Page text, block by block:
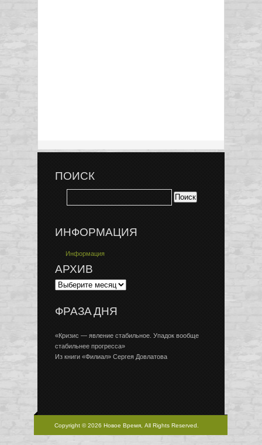
ПОИСК
ИНФОРМАЦИЯ
Информация
АРХИВ
ФРАЗА ДНЯ
«Кризис — явление стабильное. Упадок вообще
стабильнее прогресса»
Из книги «Филиал» Сергея Довлатова
Copyright © 2026 Новое Время, All Rights Reserved.